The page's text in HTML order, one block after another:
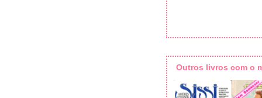
Outros livros com o